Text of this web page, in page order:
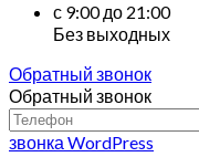
с 9:00 до 21:00
Без выходных
Обратный звонок
Обратный звонок
звонка WordPress